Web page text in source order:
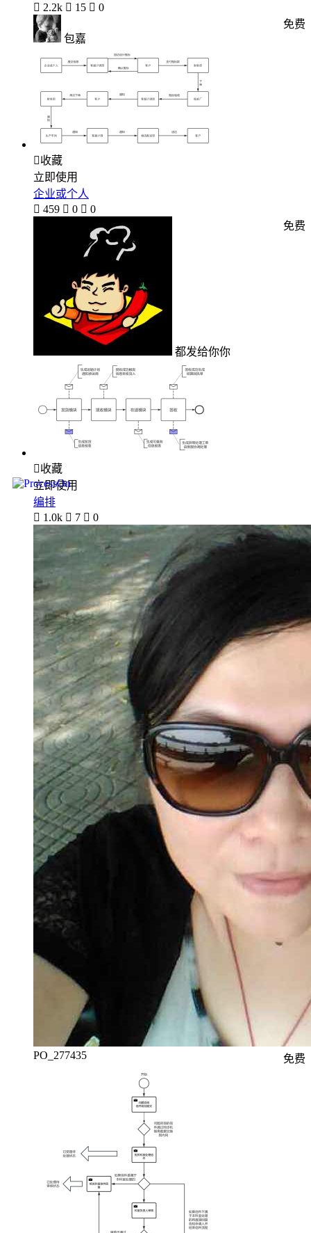
 2.2k  15  0
包嘉
免费
收藏
立即使用
企业或个人
 459  0  0
都发给你你
免费
收藏
立即使用
编排
 1.0k  7  0
PO_277435 免费